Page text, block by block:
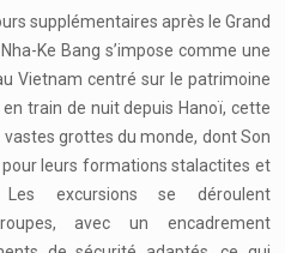
supplémentaires après le Grand
Ke Bang s’impose comme une
Vietnam centré sur le patrimoine
train de nuit depuis Hanoï, cette
grottes du monde, dont Son
leurs formations stalactites et
Les excursions se déroulent
avec un encadrement